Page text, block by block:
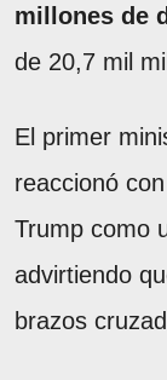
millones de
de 20,7 mil
El primer
reaccionó
Trump como
advirtiendo
brazos